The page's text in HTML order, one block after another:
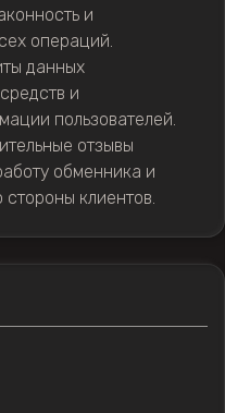
и
операций.
данных
и
пользователей.
отзывы
обменника и
клиентов.